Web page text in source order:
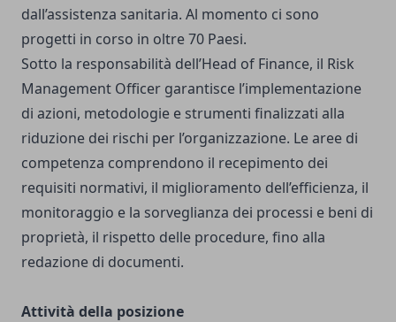
dall’assistenza sanitaria. Al momento ci sono
progetti in corso in oltre 70 Paesi.
Sotto la responsabilità dell’Head of Finance, il Risk
Management Officer garantisce l’implementazione
di azioni, metodologie e strumenti finalizzati alla
riduzione dei rischi per l’organizzazione. Le aree di
competenza comprendono il recepimento dei
requisiti normativi, il miglioramento dell’efficienza, il
monitoraggio e la sorveglianza dei processi e beni di
proprietà, il rispetto delle procedure, fino alla
redazione di documenti.
Attività della posizione